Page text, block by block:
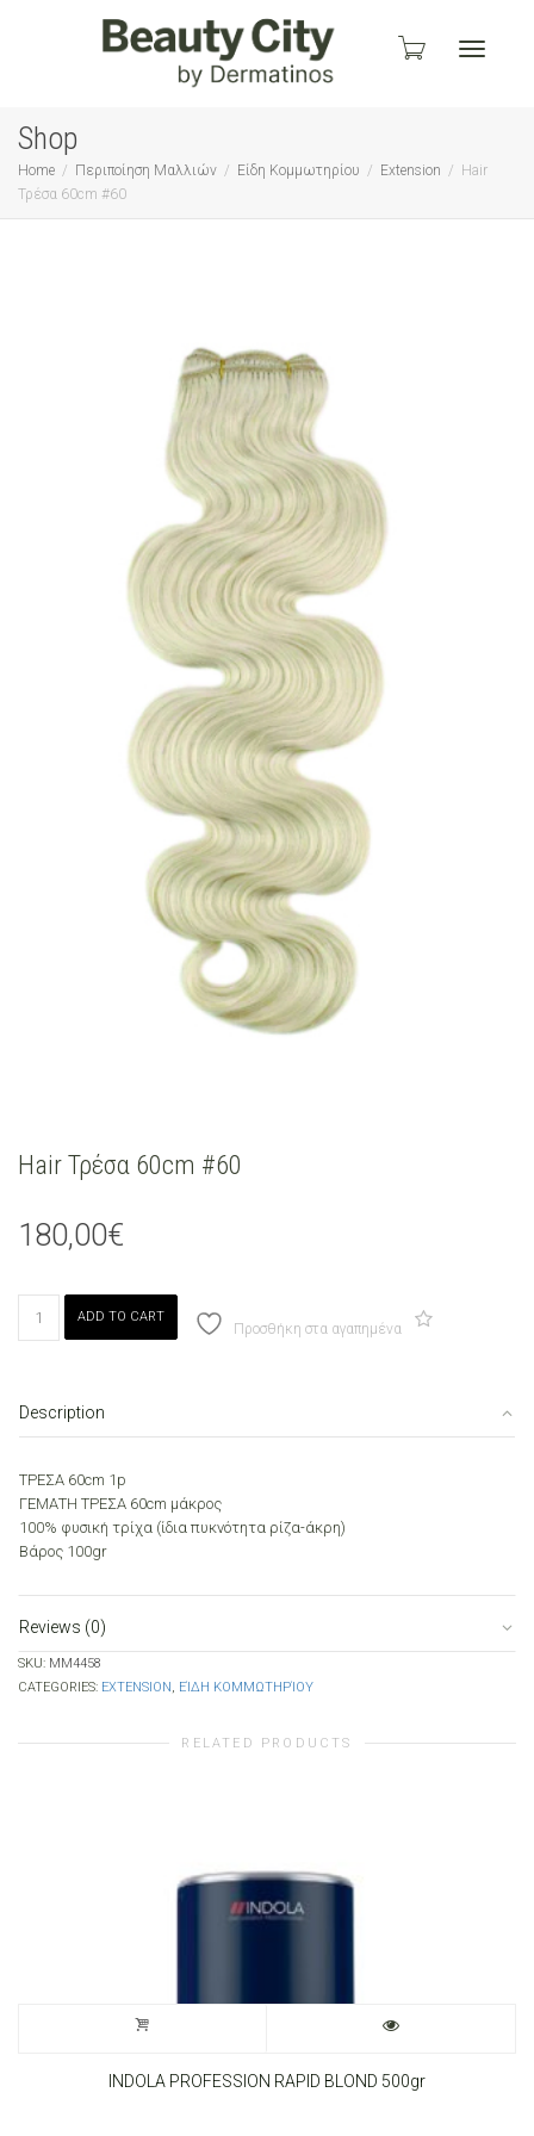
Shop
Home Περιποίηση Μαλλιών Είδη Κομμωτηρίου Extension
Hair
Τρέσα 60cm #60
Hair Τρέσα 60cm #60
180,00€
Τρέσα
ADD TO CART
Προσθήκη στα αγαπημένα
Description
TΡΕΣΑ 60cm 1p
ΓΕΜΑΤH ΤΡΕΣA 60cm μάκρος
100% φυσική τρίχα (ίδια πυκνότητα ρίζα-άκρη)
Βάρος 100gr
Reviews (0)
SKU: MM4458
CATEGORIES: EXTENSION, ΕΊΔΗ ΚΟΜΜΩΤΗΡΊΟΥ
RELATED PRODUCTS
INDOLA PROFESSION RAPID BLOND 500gr